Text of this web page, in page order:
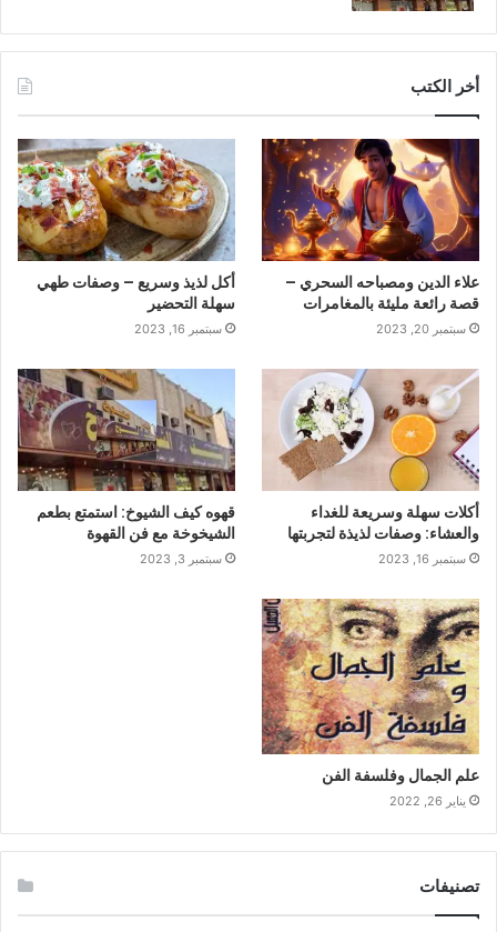
أخر الكتب
علاء الدين ومصباحه السحري –
قصة رائعة مليئة بالمغامرات
سبتمبر 20, 2023
أكل لذيذ وسريع – وصفات طهي
سهلة التحضير
سبتمبر 16, 2023
أكلات سهلة وسريعة للغداء
والعشاء: وصفات لذيذة لتجربتها
سبتمبر 16, 2023
قهوه كيف الشيوخ: استمتع بطعم
الشيخوخة مع فن القهوة
سبتمبر 3, 2023
علم الجمال وفلسفة الفن
يناير 26, 2022
تصنيفات